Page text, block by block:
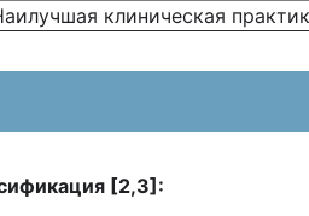
клиническая
[2,3]: